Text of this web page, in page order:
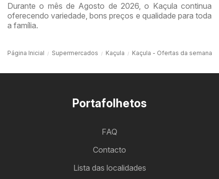
Durante o mês de Agosto de 2026, o Kaçula continua
oferecendo variedade, bons preços e qualidade para toda
a família.
Página Inicial Supermercados Kaçula Kaçula - Ofertas da semana
Portafolhetos
FAQ
Contacto
Lista das localidades